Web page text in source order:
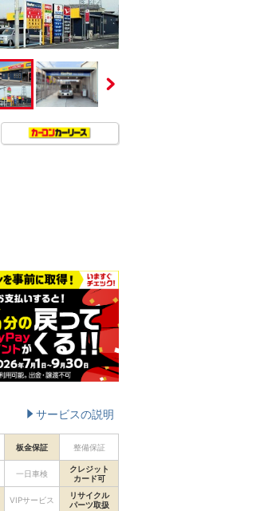
サービスの説明
板金保証 整備保証
一日車検
クレジット
カード可
VIPサービス
リサイクル
パーツ取扱